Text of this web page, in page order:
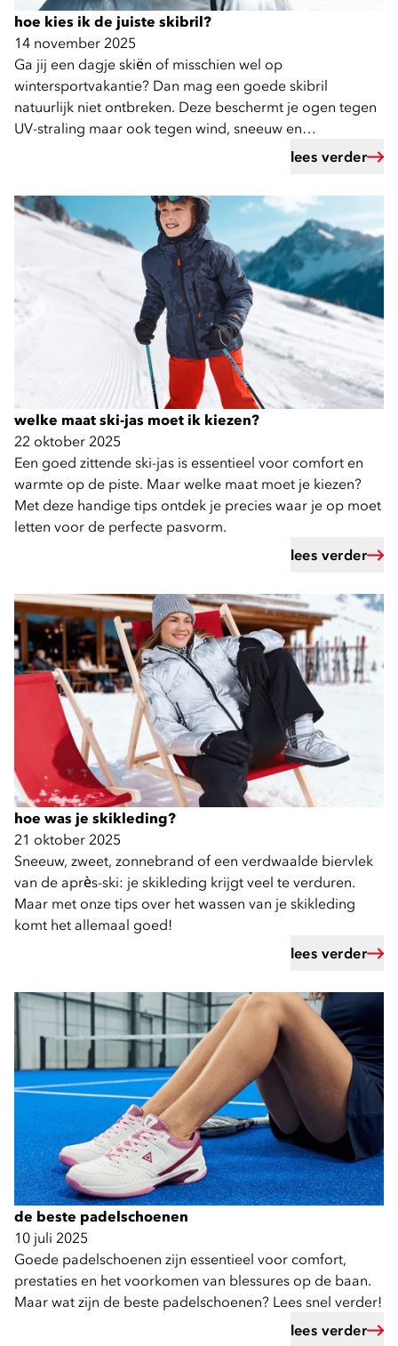
hoe kies ik de juiste skibril?
14 november 2025
Ga jij een dagje skiën of misschien wel op
wintersportvakantie? Dan mag een goede skibril
natuurlijk niet ontbreken. Deze beschermt je ogen tegen
UV-straling maar ook tegen wind, sneeuw en
lees verder
welke maat ski-jas moet ik kiezen?
22 oktober 2025
Een goed zittende ski-jas is essentieel voor comfort en
warmte op de piste. Maar welke maat moet je kiezen?
Met deze handige tips ontdek je precies waar je op moet
letten voor de perfecte pasvorm.
lees verder
hoe was je skikleding?
21 oktober 2025
Sneeuw, zweet, zonnebrand of een verdwaalde biervlek
van de après-ski: je skikleding krijgt veel te verduren.
Maar met onze tips over het wassen van je skikleding
komt het allemaal goed!
lees verder
de beste padelschoenen
10 juli 2025
Goede padelschoenen zijn essentieel voor comfort,
prestaties en het voorkomen van blessures op de baan.
Maar wat zijn de beste padelschoenen? Lees snel verder!
lees verder